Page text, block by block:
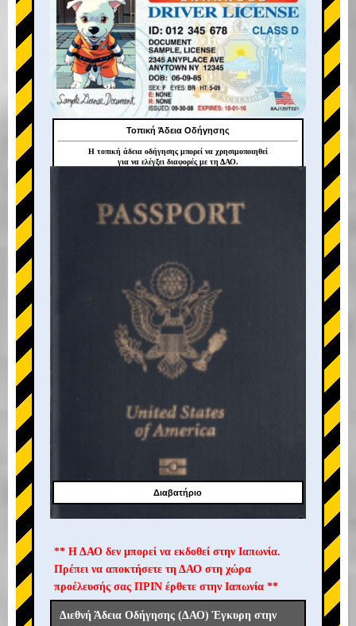
+
Τοπική Άδεια Οδήγησης
Η τοπική άδεια οδήγησης μπορεί να χρησιμοποιηθεί
για να ελέγξει διαφορές με τη ΔΑΟ.
Διαβατήριο
** Η ΔΑΟ δεν μπορεί να εκδοθεί στην Ιαπωνία.
Πρέπει να αποκτήσετε τη ΔΑΟ στη χώρα
προέλευσής σας ΠΡΙΝ έρθετε στην Ιαπωνία **
Διεθνή Άδεια Οδήγησης (ΔΑΟ) Έγκυρη στην